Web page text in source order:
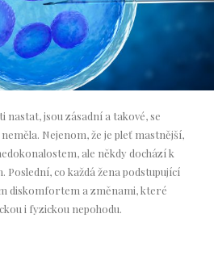
nastat, jsou zásadní a takové, se
Nejenom, že je pleť mastnější,
ale někdy dochází k
Poslední, co každá žena podstupující
diskomfortem a změnami, které
i fyzickou nepohodu.